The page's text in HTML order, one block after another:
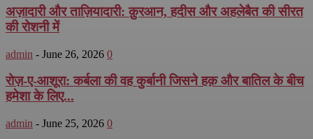
अज़ादारी और ताज़ियादारी: क़ुरआन, हदीस और अहलेबैत की सीरत
की रोशनी में
admin - June 26, 2026 0
रोज़-ए-आशूरा: कर्बला की वह कुर्बानी जिसने हक़ और बातिल के बीच
हमेशा के लिए...
admin - June 25, 2026 0